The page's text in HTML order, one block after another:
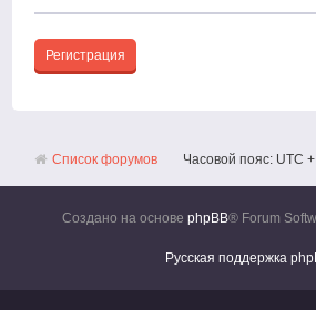
Регистрация
Список форумов Часовой пояс: UTC
Создано на основе phpBB® Forum
Русская поддержка